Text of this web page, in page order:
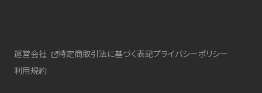
運営会社 特定商取引法に基づく表記プライバシーポリシー
利用規約